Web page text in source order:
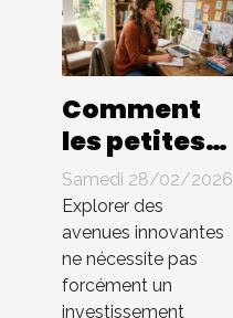
Comment
les petites
entreprises
peuvent-
elles
innover
sans gros
Samedi 28/02/2026
Explorer des
avenues innovantes
ne nécessite pas
forcément un
investissement